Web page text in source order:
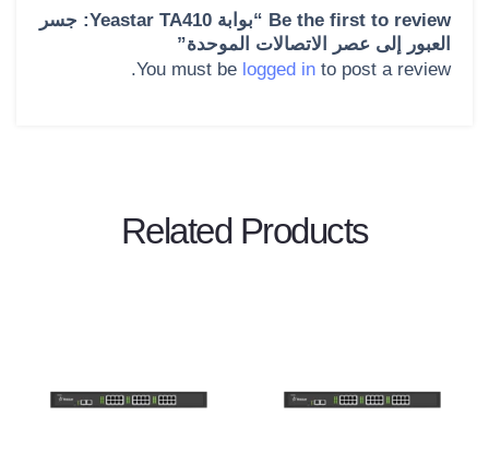
Be the first to review “بوابة Yeastar TA410: جسر
العبور إلى عصر الاتصالات الموحدة”
You must be logged in to post a review.
Related Products